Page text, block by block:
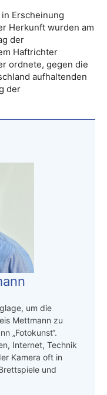
Erscheinung
Herkunft wurden am
der
Haftrichter
ordnete, gegen die
aufhaltenden
der
um die
Mettmann zu
„Fotokunst“.
Internet, Technik
Kamera oft in
und